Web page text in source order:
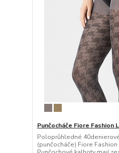
Punčocháče Fiore Fashion
Poloprůhledné
(punčocháče) Fiore